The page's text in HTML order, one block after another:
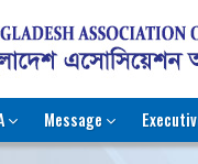
Message